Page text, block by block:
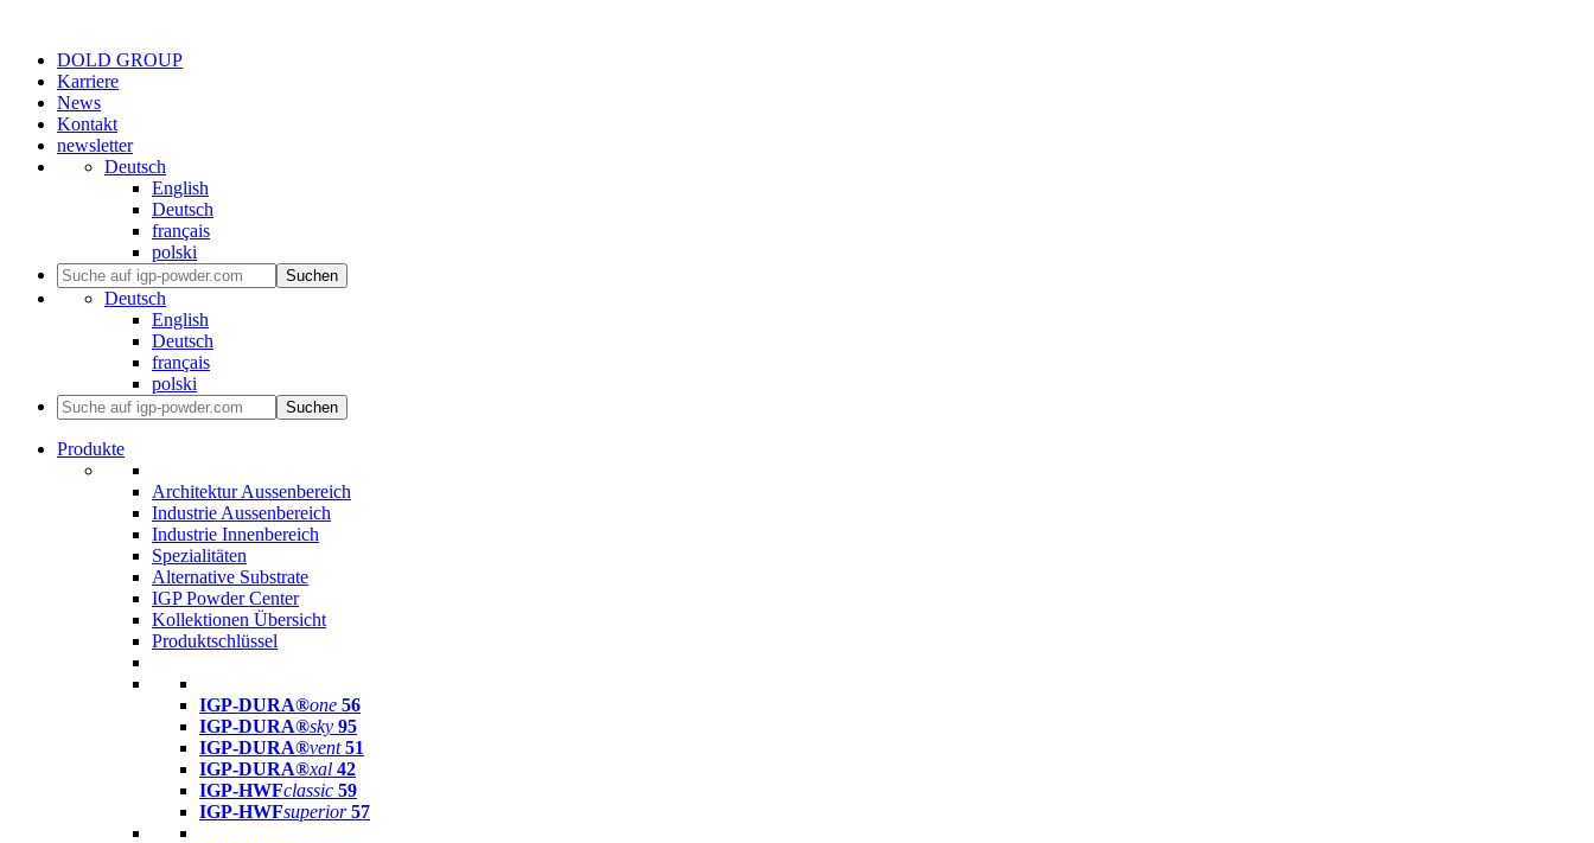
DOLD GROUP
Karriere
News
Kontakt
newsletter
Deutsch
English
Deutsch
français
polski
Suchen
Deutsch
English
Deutsch
français
polski
Suchen
Produkte
Architektur Aussenbereich
Industrie Aussenbereich
Industrie Innenbereich
Spezialitäten
Alternative Substrate
IGP Powder Center
Kollektionen Übersicht
Produktschlüssel
IGP-DURA®one 56
IGP-DURA®sky 95
IGP-DURA®vent 51
IGP-DURA®xal 42
IGP-HWFclassic 59
IGP-HWFsuperior 57